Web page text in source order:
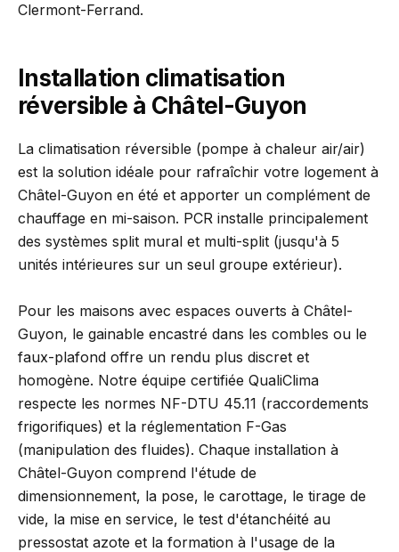
Clermont-Ferrand.
Installation climatisation
réversible à Châtel-Guyon
La climatisation réversible (pompe à chaleur air/air)
est la solution idéale pour rafraîchir votre logement à
Châtel-Guyon en été et apporter un complément de
chauffage en mi-saison. PCR installe principalement
des systèmes split mural et multi-split (jusqu'à 5
unités intérieures sur un seul groupe extérieur).
Pour les maisons avec espaces ouverts à Châtel-
Guyon, le gainable encastré dans les combles ou le
faux-plafond offre un rendu plus discret et
homogène. Notre équipe certifiée QualiClima
respecte les normes NF-DTU 45.11 (raccordements
frigorifiques) et la réglementation F-Gas
(manipulation des fluides). Chaque installation à
Châtel-Guyon comprend l'étude de
dimensionnement, la pose, le carottage, le tirage de
vide, la mise en service, le test d'étanchéité au
pressostat azote et la formation à l'usage de la